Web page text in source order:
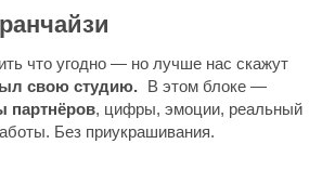
что угодно — но лучше нас скажут
свою студию. В этом блоке —
партнёров, цифры, эмоции, реальный
Без приукрашивания.